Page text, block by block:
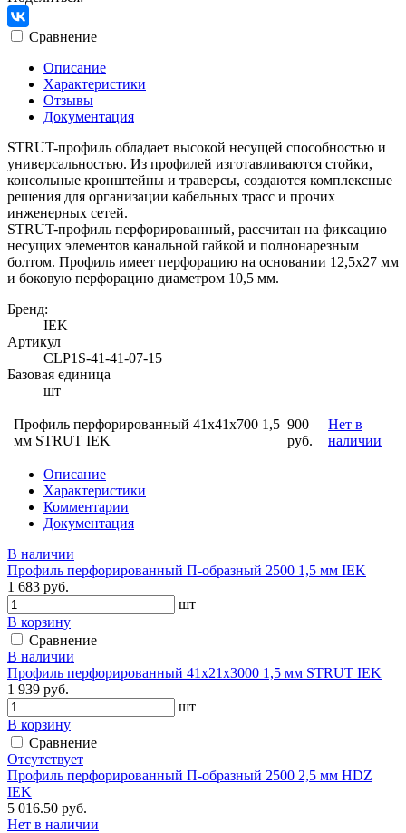
Сравнение
Описание
Характеристики
Отзывы
Документация
STRUT-профиль обладает высокой несущей способностью и
универсальностью. Из профилей изготавливаются стойки,
консольные кронштейны и траверсы, создаются комплексные
решения для организации кабельных трасс и прочих
инженерных сетей.
STRUT-профиль перфорированный, рассчитан на фиксацию
несущих элементов канальной гайкой и полнонарезным
болтом. Профиль имеет перфорацию на основании 12,5х27 мм
и боковую перфорацию диаметром 10,5 мм.
Бренд:
IEK
Артикул
CLP1S-41-41-07-15
Базовая единица
шт
Профиль перфорированный 41х41х700 1,5
мм STRUT IEK
900
руб.
Нет в
наличии
Описание
Характеристики
Комментарии
Документация
В наличии
Профиль перфорированный П-образный 2500 1,5 мм IEK
1 683 руб.
шт
В корзину
Сравнение
В наличии
Профиль перфорированный 41х21х3000 1,5 мм STRUT IEK
1 939 руб.
шт
В корзину
Сравнение
Отсутствует
Профиль перфорированный П-образный 2500 2,5 мм HDZ
IEK
5 016.50 руб.
Нет в наличии